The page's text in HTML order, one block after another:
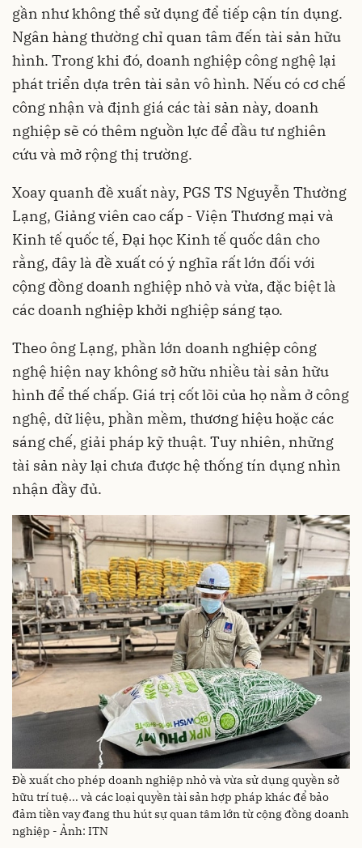
gần như không thể sử dụng để tiếp cận tín dụng.
Ngân hàng thường chỉ quan tâm đến tài sản hữu
hình. Trong khi đó, doanh nghiệp công nghệ lại
phát triển dựa trên tài sản vô hình. Nếu có cơ chế
công nhận và định giá các tài sản này, doanh
nghiệp sẽ có thêm nguồn lực để đầu tư nghiên
cứu và mở rộng thị trường.
Xoay quanh đề xuất này, PGS TS Nguyễn Thường
Lạng, Giảng viên cao cấp - Viện Thương mại và
Kinh tế quốc tế, Đại học Kinh tế quốc dân cho
rằng, đây là đề xuất có ý nghĩa rất lớn đối với
cộng đồng doanh nghiệp nhỏ và vừa, đặc biệt là
các doanh nghiệp khởi nghiệp sáng tạo.
Theo ông Lạng, phần lớn doanh nghiệp công
nghệ hiện nay không sở hữu nhiều tài sản hữu
hình để thế chấp. Giá trị cốt lõi của họ nằm ở công
nghệ, dữ liệu, phần mềm, thương hiệu hoặc các
sáng chế, giải pháp kỹ thuật. Tuy nhiên, những
tài sản này lại chưa được hệ thống tín dụng nhìn
nhận đầy đủ.
Đề xuất cho phép doanh nghiệp nhỏ và vừa sử dụng quyền sở
hữu trí tuệ... và các loại quyền tài sản hợp pháp khác để bảo
đảm tiền vay đang thu hút sự quan tâm lớn từ cộng đồng doanh
nghiệp - Ảnh: ITN